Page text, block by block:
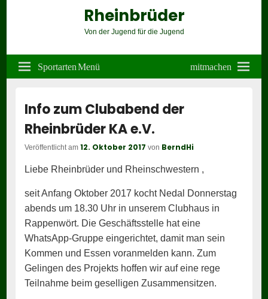
Rheinbrüder
Von der Jugend für die Jugend
Header
Right
Sportarten Menü mitmachen
Info zum Clubabend der
Rheinbrüder KA e.V.
Veröffentlicht am12. Oktober 2017 von BerndHi
Liebe Rheinbrüder und Rheinschwestern ,
seit Anfang Oktober 2017 kocht Nedal Donnerstag
abends um 18.30 Uhr in unserem Clubhaus in
Rappenwört. Die Geschäftsstelle hat eine
WhatsApp-Gruppe eingerichtet, damit man sein
Kommen und Essen voranmelden kann. Zum
Gelingen des Projekts hoffen wir auf eine rege
Teilnahme beim geselligen Zusammensitzen.